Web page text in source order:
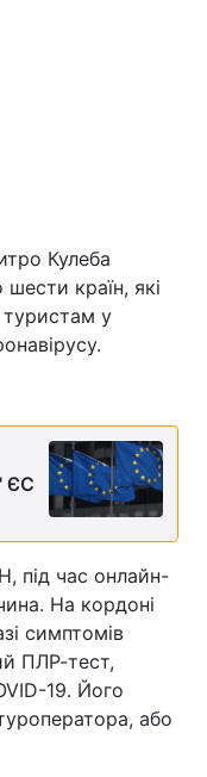
Кулеба
країн, які
туристам у
ЄС
під час онлайн-
На кордоні
симптомів
ПЛР-тест,
19. Його
або